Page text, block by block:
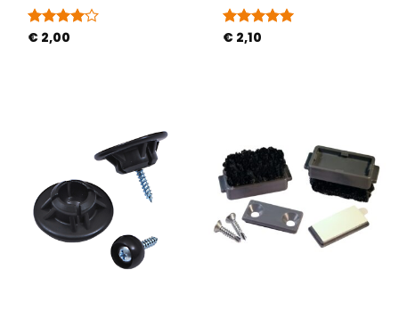
Gewaardeerd
€ 2,00
Gewaardeerd
€ 2,10